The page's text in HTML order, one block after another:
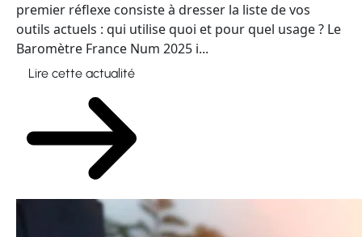
premier réflexe consiste à dresser la liste de vos
outils actuels : qui utilise quoi et pour quel usage ? Le
Baromètre France Num 2025 i...
Lire cette actualité